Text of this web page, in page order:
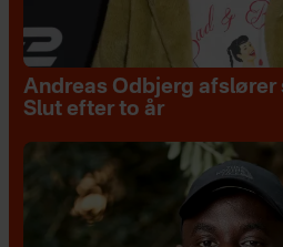
Andreas Odbjerg afslører
Slut efter to år